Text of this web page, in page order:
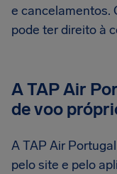
e cancelamentos.
pode ter direito à
A TAP Air
de voo
A TAP Air
pelo site e pelo